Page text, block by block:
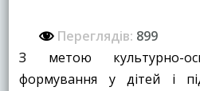
Переглядів: 899
З метою культурно-
формування у дітей і